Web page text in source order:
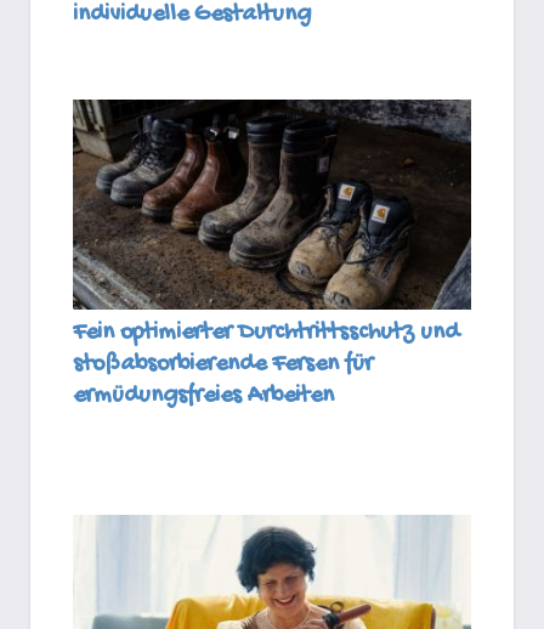
individuelle Gestaltung
Fein optimierter Durchtrittsschutz und
stoßabsorbierende Fersen für
ermüdungsfreies Arbeiten